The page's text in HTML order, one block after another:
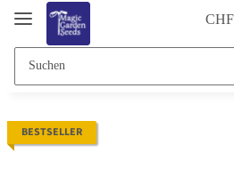
CHF
BESTSELLER